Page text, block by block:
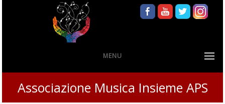
MENU
Associazione Musica Insieme APS